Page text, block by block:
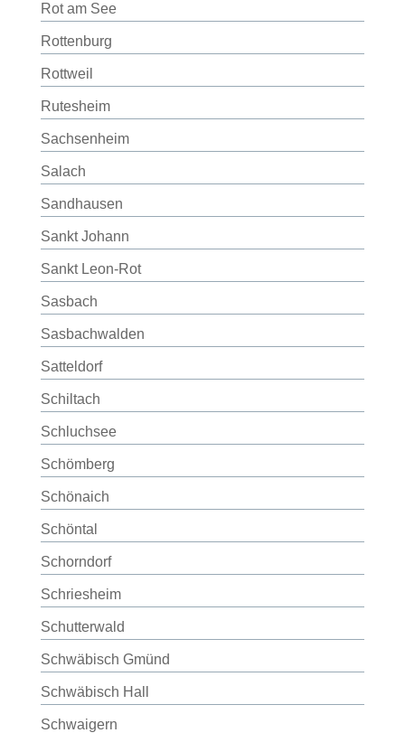
Rot am See
Rottenburg
Rottweil
Rutesheim
Sachsenheim
Salach
Sandhausen
Sankt Johann
Sankt Leon-Rot
Sasbach
Sasbachwalden
Satteldorf
Schiltach
Schluchsee
Schömberg
Schönaich
Schöntal
Schorndorf
Schriesheim
Schutterwald
Schwäbisch Gmünd
Schwäbisch Hall
Schwaigern